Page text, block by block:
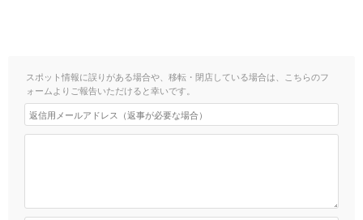
スポット情報に誤りがある場合や、移転・閉店している場合は、こちらのフ
ォームよりご報告いただけると幸いです。